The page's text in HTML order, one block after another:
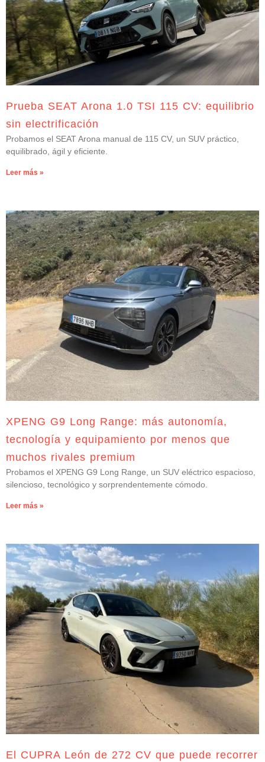
Prueba SEAT Arona 1.0 TSI 115 CV: equilibrio
sin electrificación
Probamos el SEAT Arona manual de 115 CV, un SUV práctico,
equilibrado, ágil y eficiente.
Leer más »
XPENG G9 Long Range: más autonomía,
tecnología y equipamiento por menos que
muchos rivales premium
Probamos el XPENG G9 Long Range, un SUV eléctrico espacioso,
silencioso, tecnológico y sorprendentemente cómodo.
Leer más »
El CUPRA León de 272 CV que puede recorrer